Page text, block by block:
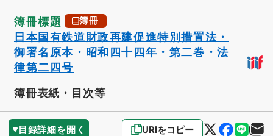
簿冊標題 簿冊
日本国有鉄道財政再建促進特別措置法・
御署名原本・昭和四十四年・第二巻・法
律第二四号
簿冊表紙・目次等
目録詳細を開く URIをコピー